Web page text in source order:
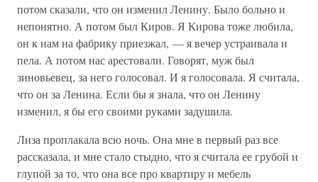
потом сказали, что он изменил Ленину. Было больно и
непонятно. А потом был Киров. Я Кирова тоже любила,
он к нам на фабрику приезжал, — я вечер устраивала и
пела. А потом нас арестовали. Говорят, муж был
зиновьевец, за него голосовал. И я голосовала. Я считала,
что он за Ленина. Если бы я знала, что он Ленину
изменил, я бы его своими руками задушила.
Лиза проплакала всю ночь. Она мне в первый раз все
рассказала, и мне стало стыдно, что я считала ее грубой и
глупой за то, что она все про квартиру и мебель